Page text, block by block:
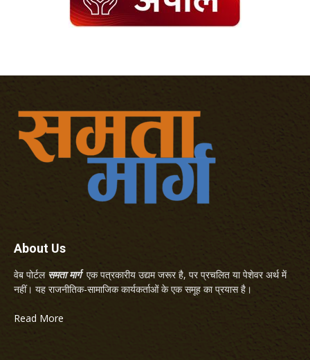
About Us
वेब पोर्टल समता मार्गएक पत्रकारीय उद्यम जरूर है, पर प्रचलित या पेशेवर अर्थ में
नहीं। यह राजनीतिक-सामाजिक कार्यकर्ताओं के एक समूह का प्रयास है।
Read More